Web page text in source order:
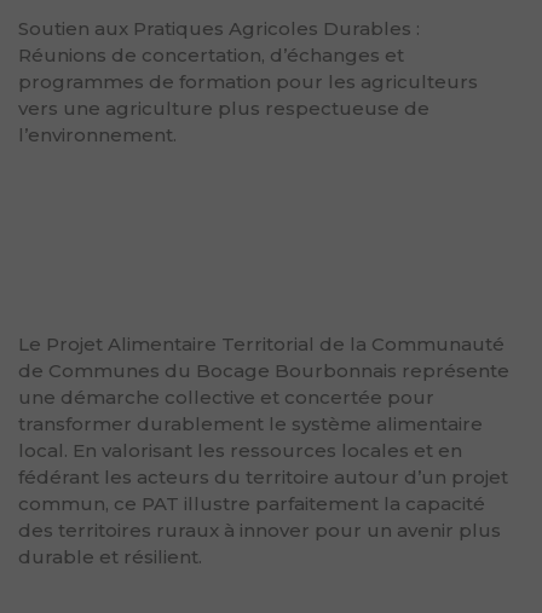
Soutien aux Pratiques Agricoles Durables :
Réunions de concertation, d’échanges et
programmes de formation pour les agriculteurs
vers une agriculture plus respectueuse de
l’environnement.
Le Projet Alimentaire Territorial de la Communauté
de Communes du Bocage Bourbonnais représente
une démarche collective et concertée pour
transformer durablement le système alimentaire
local. En valorisant les ressources locales et en
fédérant les acteurs du territoire autour d’un projet
commun, ce PAT illustre parfaitement la capacité
des territoires ruraux à innover pour un avenir plus
durable et résilient.